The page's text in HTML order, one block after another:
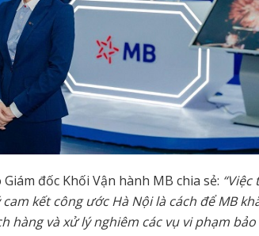
đốc Khối Vận hành MB chia sẻ:
kết công ước Hà Nội là cách để MB
hàng và xử lý nghiêm các vụ vi phạm